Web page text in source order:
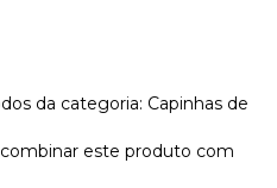
da categoria: Capinhas de
este produto com